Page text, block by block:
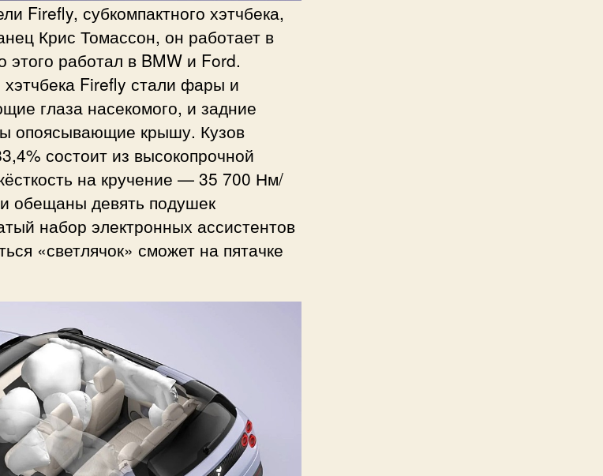
Firefly, субкомпактного хэтчбека,
Крис Томассон, он работает в
этого работал в BMW и Ford.
хэтчбека Firefly стали фары и
глаза насекомого, и задние
опоясывающие крышу. Кузов
состоит из высокопрочной
на кручение — 35 700 Нм/
обещаны девять подушек
набор электронных ассистентов
«светлячок» сможет на пятачке